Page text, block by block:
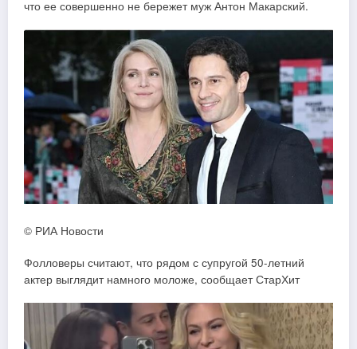
что ее совершенно не бережет муж Антон Макарский.
© РИА Новости
Фолловеры считают, что рядом с супругой 50-летний
актер выглядит намного моложе, сообщает СтарХит